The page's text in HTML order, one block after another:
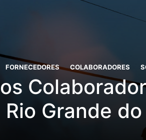
FORNECEDORES COLABORADORES
Rio Grande